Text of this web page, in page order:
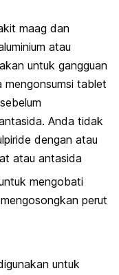
maag dan
atau
untuk gangguan
mengonsumsi tablet
Anda tidak
dengan atau
atau antasida
mengobati
perut
untuk